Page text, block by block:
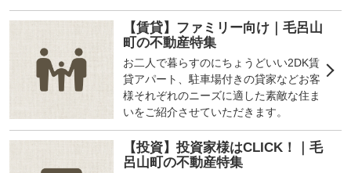
【賃貸】ファミリー向け｜毛呂山
町の不動産特集
お二人で暮らすのにちょうどいい2DK賃
貸アパート、駐車場付きの貸家などお客
様それぞれのニーズに適した素敵な住ま
いをご紹介させていただきます。
【投資】投資家様はCLICK！｜毛
呂山町の不動産特集